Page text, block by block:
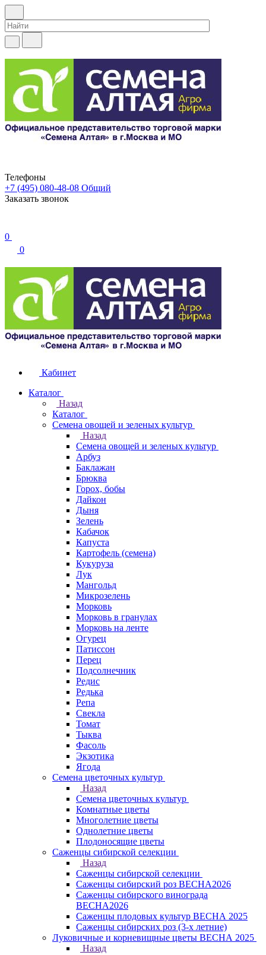
Телефоны
+7 (495) 080-48-08 Общий
Заказать звонок
0
0
Кабинет
Каталог
Назад
Каталог
Семена овощей и зеленых культур
Назад
Семена овощей и зеленых культур
Арбуз
Баклажан
Брюква
Горох, бобы
Дайкон
Дыня
Зелень
Кабачок
Капуста
Картофель (семена)
Кукуруза
Лук
Мангольд
Микрозелень
Морковь
Морковь в гранулах
Морковь на ленте
Огурец
Патиссон
Перец
Подсолнечник
Редис
Редька
Репа
Свекла
Томат
Тыква
Фасоль
Экзотика
Ягода
Семена цветочных культур
Назад
Семена цветочных культур
Комнатные цветы
Многолетние цветы
Однолетние цветы
Плодоносящие цветы
Саженцы сибирской селекции
Назад
Саженцы сибирской селекции
Саженцы сибирский роз ВЕСНА2026
Саженцы сибирского винограда
ВЕСНА2026
Саженцы плодовых культур ВЕСНА 2025
Саженцы сибирских роз (3-х летние)
Луковичные и корневищные цветы ВЕСНА 2025
Назад